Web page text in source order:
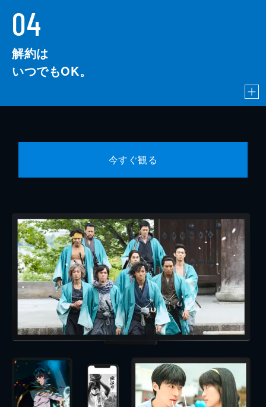
04
解約は
いつでもOK。
今すぐ観る